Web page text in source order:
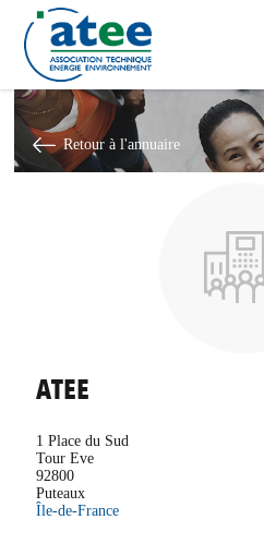
Aller
contenu
principal
Retour à l'annuaire
ATEE
1 Place du Sud
Tour Eve
92800
Puteaux
Île-de-France
Panneau de gestion des cookies